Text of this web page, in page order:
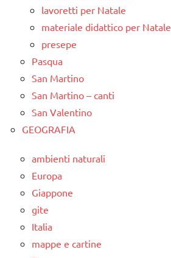
lavoretti per Natale
materiale didattico per Natale
presepe
Pasqua
San Martino
San Martino – canti
San Valentino
GEOGRAFIA
ambienti naturali
Europa
Giappone
gite
Italia
mappe e cartine